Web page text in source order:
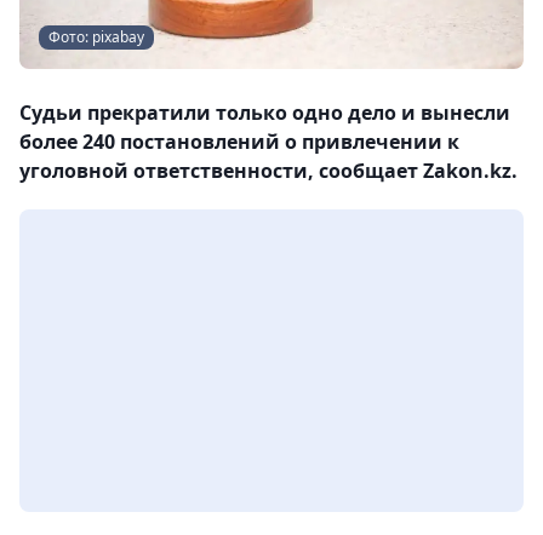
Фото: pixabay
Судьи прекратили только одно дело и вынесли
более 240 постановлений о привлечении к
уголовной ответственности, сообщает Zakon.kz.